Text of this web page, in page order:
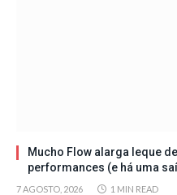
Mucho Flow alarga leque
performances (e há uma
7 AGOSTO, 2026 1 MIN READ